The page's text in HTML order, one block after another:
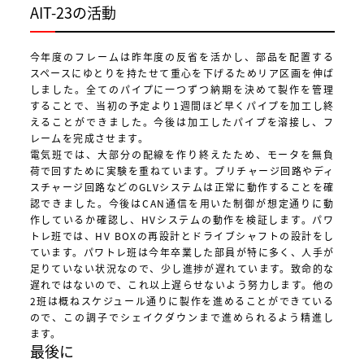
AIT-23の活動
今年度のフレームは昨年度の反省を活かし、部品を配置する
スペースにゆとりを持たせて重心を下げるためリア区画を伸ば
しました。全てのパイプに一つずつ納期を決めて製作を管理
することで、当初の予定より1週間ほど早くパイプを加工し終
えることができました。今後は加工したパイプを溶接し、フ
レームを完成させます。
電気班では、大部分の配線を作り終えたため、モータを無負
荷で回すために実験を重ねています。プリチャージ回路やディ
スチャージ回路などのGLVシステムは正常に動作することを確
認できました。今後はCAN通信を用いた制御が想定通りに動
作しているか確認し、HVシステムの動作を検証します。パワ
トレ班では、HV BOXの再設計とドライブシャフトの設計をし
ています。パワトレ班は今年卒業した部員が特に多く、人手が
足りていない状況なので、少し進捗が遅れています。致命的な
遅れではないので、これ以上遅らせないよう努力します。他の
2班は概ねスケジュール通りに製作を進めることができている
ので、この調子でシェイクダウンまで進められるよう精進し
ます。
最後に